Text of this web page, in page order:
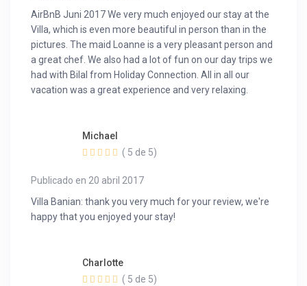
AirBnB Juni 2017 We very much enjoyed our stay at the
Villa, which is even more beautiful in person than in the
pictures. The maid Loanne is a very pleasant person and
a great chef. We also had a lot of fun on our day trips we
had with Bilal from Holiday Connection. All in all our
vacation was a great experience and very relaxing.
Michael
Publicado en 20 abril 2017
( 5 de 5)
Villa Banian: thank you very much for your review, we're
happy that you enjoyed your stay!
Charlotte
( 5 de 5)